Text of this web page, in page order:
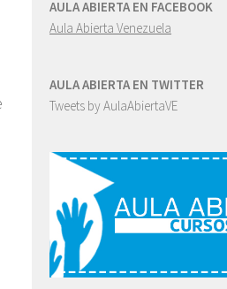
AULA ABIERTA EN FACEBOOK
Aula Abierta Venezuela
AULA ABIERTA EN TWITTER
Tweets by AulaAbiertaVE